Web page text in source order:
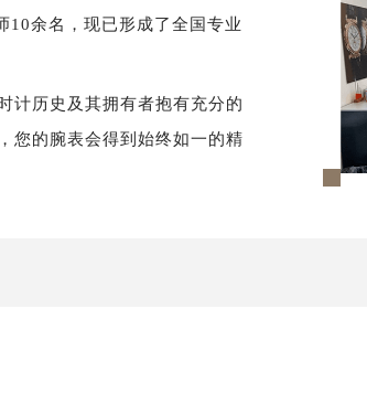
10余名，现已形成了全国专业
计历史及其拥有者抱有充分的
您的腕表会得到始终如一的精